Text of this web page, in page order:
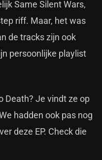
Same Silent Wars,
riff. Maar, het was
de tracks zijn ook
persoonlijke playlist
Death? Je vindt ze op
hadden ook pas nog
deze EP. Check die